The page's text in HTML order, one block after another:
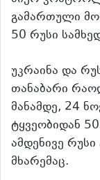
გამართული
50 რუსი
უკრაინა და
თანაბარი
მანამდე, 24
ტყვეობიდან
ამდენივე
მხარემაც.